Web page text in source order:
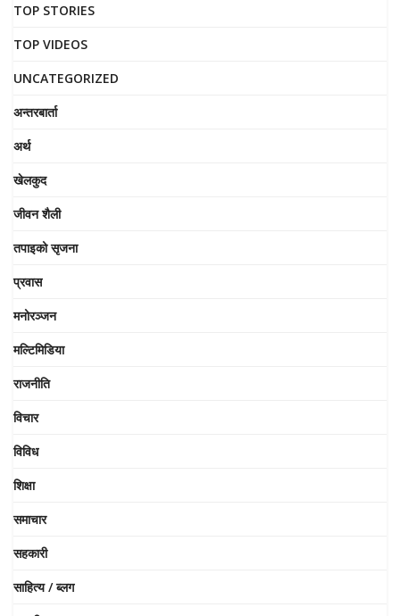
TOP STORIES
TOP VIDEOS
UNCATEGORIZED
अन्तरबार्ता
अर्थ
खेलकुद
जीवन शैली
तपाइको सृजना
प्रवास
मनोरञ्जन
मल्टिमिडिया
राजनीति
विचार
विविध
शिक्षा
समाचार
सहकारी
साहित्य / ब्लग